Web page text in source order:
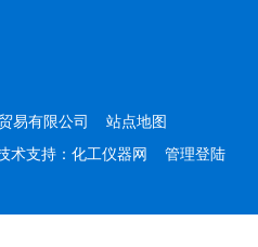
易有限公司 站点地图
支持： 化工仪器网 管理登陆